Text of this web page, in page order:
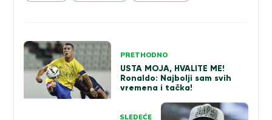
Kretanje
članka
PRETHODNO
USTA MOJA, HVALITE ME!
Ronaldo: Najbolji sam svih
vremena i tačka!
SLEDEĆE